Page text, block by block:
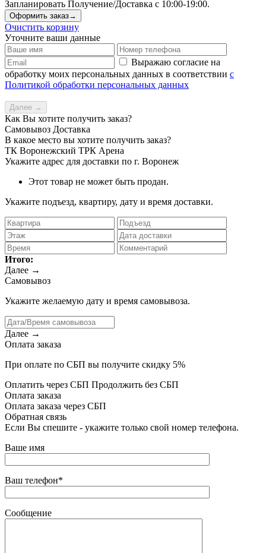
Запланировать Получение/Доставка с 10:00-19:00.
Оформить заказ→
Очистить корзину
Уточните ваши данные
Выражаю согласие на
обработку моих персональных данных в соответствии с
Политикой обработки персональных данных
Далее →
Как Вы хотите получить заказ?
Самовывоз Доставка
В какое место вы хотите получить заказ?
ТК Воронежский ТРК Арена
Укажите адрес для доставки по г. Воронеж
Этот товар не может быть продан.
Укажите подъезд, квартиру, дату и время доставки.
Итого:
Далее →
Самовывоз
Укажите желаемую дату и время самовывоза.
Далее →
Оплата заказа
При оплате по СБП вы получите скидку 5%
Оплатить через СБП Продолжить без СБП
Оплата заказа
Оплата заказа через СБП
Обратная связь
Если Вы спешите - укажите только свой номер телефона.
Ваше имя
Ваш телефон*
Сообщение